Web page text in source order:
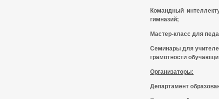
Командный
гимназий;
Мастер-класс для
Семинары для
грамотности
Организаторы:
Департамент